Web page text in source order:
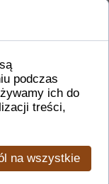
podczas
ich do
treści,
na wszystkie